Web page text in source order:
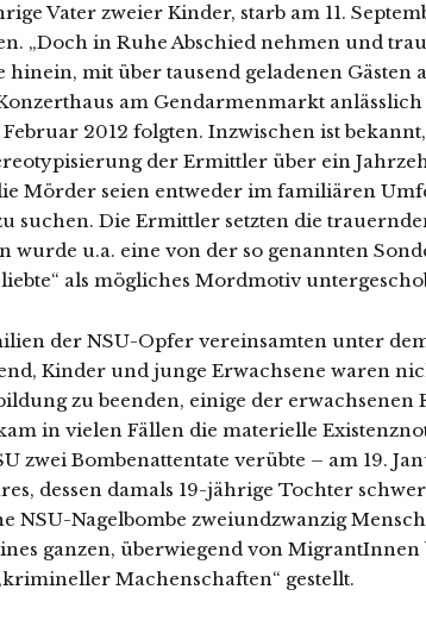
Vater zweier Kinder, starb am 11.
„Doch in Ruhe Abschied nehmen und
hinein, mit über tausend geladenen
am Gendarmenmarkt anlässlich
2012 folgten. Inzwischen ist
der Ermittler über ein
Mörder seien entweder im familiären
suchen. Die Ermittler setzten die
wurde u.a. eine von der so genannten
als mögliches Mordmotiv
der NSU-Opfer vereinsamten unter
Kinder und junge Erwachsene waren
zu beenden, einige der
in vielen Fällen die materielle
zwei Bombenattentate verübte – am 19.
dessen damals 19-jährige Tochter
NSU-Nagelbombe zweiundzwanzig
ganzen, überwiegend von
Machenschaften“ gestellt.